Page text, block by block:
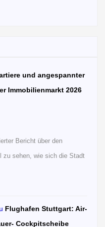
und angespannter
Immobilienmarkt 2026
Bericht über den
sehen, wie sich die Stadt
Flughafen Stuttgart: Air-
Cockpitscheibe